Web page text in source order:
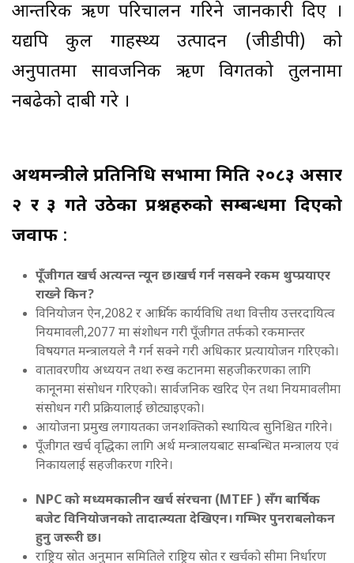
आन्तरिक ऋण परिचालन गरिने जानकारी दिए ।
यद्यपि कुल गार्हस्थ्य उत्पादन (जीडीपी) को
अनुपातमा सार्वजनिक ऋण विगतको तुलनामा
नबढेको दाबी गरे ।
अर्थमन्त्रीले प्रतिनिधि सभामा मिति २०८३ असार
२ र ३ गते उठेका प्रश्नहरुको सम्बन्धमा दिएको
जवाफ :
पूँजीगत खर्च अत्यन्त न्यून छ।खर्च गर्न नसक्ने रकम थुप्प्रयाएर
राख्ने किन?
विनियोजन ऐन,2082 र आर्थिक कार्यविधि तथा वित्तीय उत्तरदायित्व
नियमावली,2077 मा संशोधन गरी पूँजीगत तर्फको रकमान्तर
विषयगत मन्त्रालयले नै गर्न सक्ने गरी अधिकार प्रत्यायोजन गरिएको।
वातावरणीय अध्ययन तथा रुख कटानमा सहजीकरणका लागि
कानूनमा संसोधन गरिएको। सार्वजनिक खरिद ऐन तथा नियमावलीमा
संसोधन गरी प्रक्रियालाई छोट्याइएको।
आयोजना प्रमुख लगायतका जनशक्तिको स्थायित्व सुनिश्चित गरिने।
पूँजीगत खर्च वृद्धिका लागि अर्थ मन्त्रालयबाट सम्बन्धित मन्त्रालय एवं
निकायलाई सहजीकरण गरिने।
NPCको मध्यमकालीन खर्च संरचना (MTEF ) सँग बार्षिक
बजेट विनियोजनको तादात्म्यता देखिएन। गम्भिर पुनराबलोकन
हुनु जरूरी छ।
राष्ट्रिय स्रोत अनुमान समितिले राष्ट्रिय स्रोत र खर्चको सीमा निर्धारण